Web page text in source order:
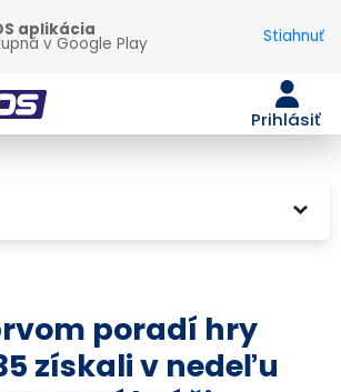
aplikácia
vGoogle Play Stiahnuť
Prihlásiť
poradí hry
získali v nedeľu